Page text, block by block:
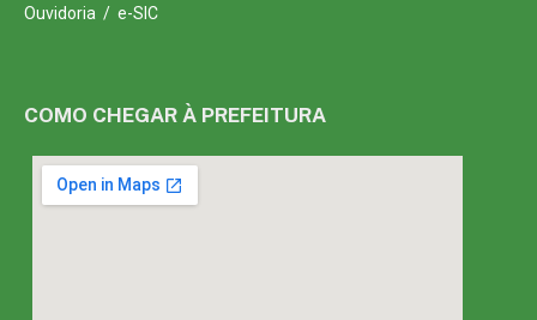
Ouvidoria / e-SIC
COMO CHEGAR À PREFEITURA